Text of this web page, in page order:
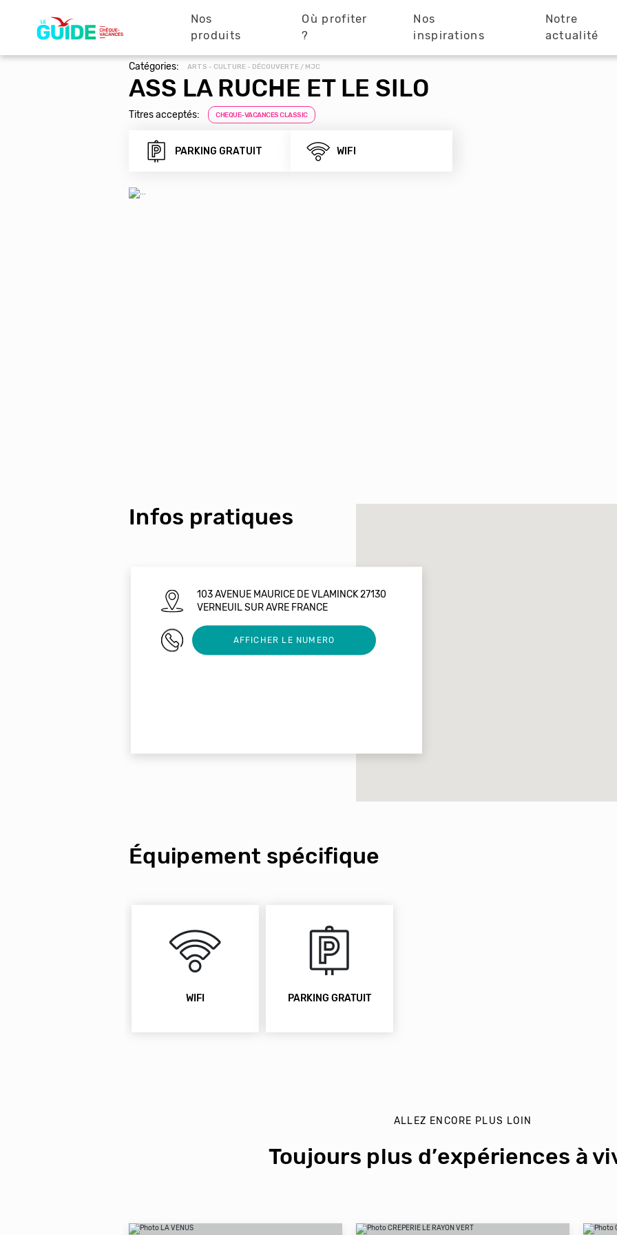
principale
Nos
produits
Où profiter
?
Nos
inspirations
Notre
actualité
Catégories: ARTS - CULTURE - DÉCOUVERTE / MJC
ASS LA RUCHE ET LE SILO
Titres acceptés: CHEQUE-VACANCES CLASSIC
PARKING GRATUIT WIFI
Infos pratiques
103 AVENUE MAURICE DE VLAMINCK 27130
VERNEUIL SUR AVRE FRANCE
02 32 32 36 23AFFICHER LE NUMERO
Équipement spécifique
WIFI PARKING GRATUIT
ALLEZ ENCORE PLUS LOIN
Toujours plus d’expériences à